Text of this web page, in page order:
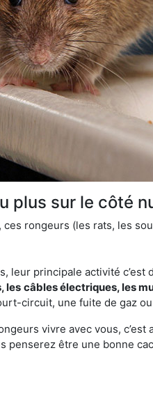
plus sur le côté
ces rongeurs (les rats, les
leur principale activité
les câbles électriques, les
circuit, une fuite de gaz
vivre avec vous,
penserez être une bonne